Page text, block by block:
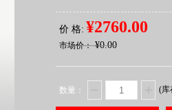
价 格: ¥2760.00
市场价： ¥0.00
数量： (库